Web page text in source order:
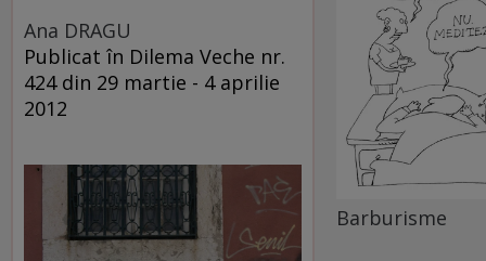
Ana DRAGU
Publicat în Dilema Veche nr.
424 din 29 martie - 4 aprilie
2012
Barburisme